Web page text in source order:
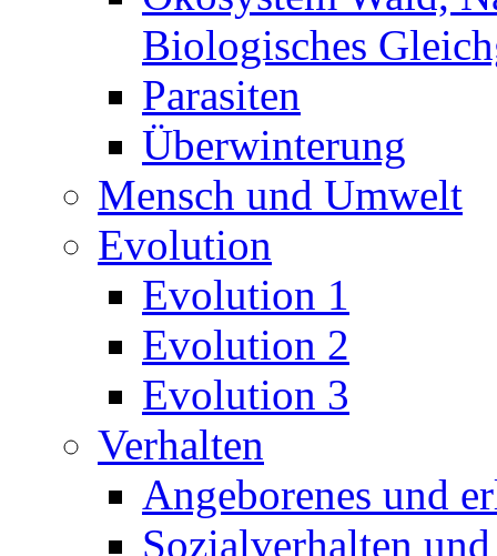
Biologisches
Parasiten
Überwinterung
Mensch und Umwelt
Evolution
Evolution 1
Evolution 2
Evolution 3
Verhalten
Angeborenes und
Sozialverhalten